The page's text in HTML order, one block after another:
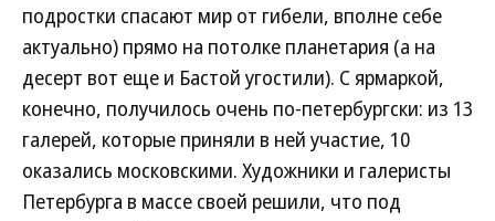
подростки спасают мир от гибели, вполне себе
актуально) прямо на потолке планетария (а на
десерт вот еще и Бастой угостили). С ярмаркой,
конечно, получилось очень по-петербургски: из 13
галерей, которые приняли в ней участие, 10
оказались московскими. Художники и галеристы
Петербурга в массе своей решили, что под